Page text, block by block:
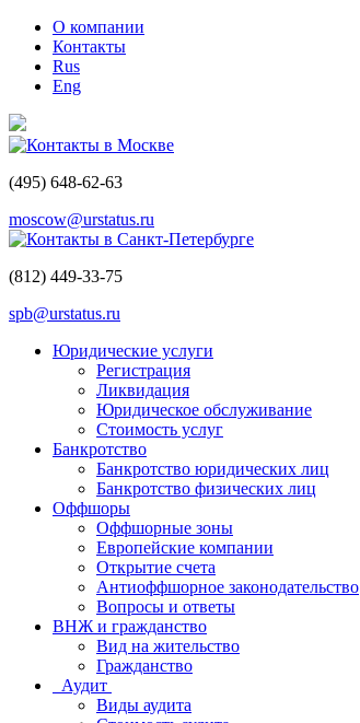
О компании
Контакты
Rus
Eng
Контакты в Москве
(495) 648-62-63
moscow@urstatus.ru
Контакты в Санкт-Петербурге
(812) 449-33-75
spb@urstatus.ru
Юридические услуги
Регистрация
Ликвидация
Юридическое обслуживание
Стоимость услуг
Банкротство
Банкротство юридических лиц
Банкротство физических лиц
Оффшоры
Оффшорные зоны
Европейские компании
Открытие счета
Антиоффшорное законодательство
Вопросы и ответы
ВНЖ и гражданство
Вид на жительство
Гражданство
Аудит
Виды аудита